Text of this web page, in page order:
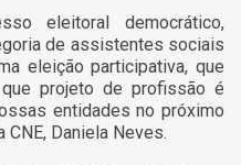
eleitoral democrático,
de assistentes sociais
eleição participativa, que
projeto de profissão é
entidades no próximo
Daniela Neves.